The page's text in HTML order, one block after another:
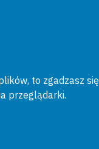
to zgadzasz się
przeglądarki.